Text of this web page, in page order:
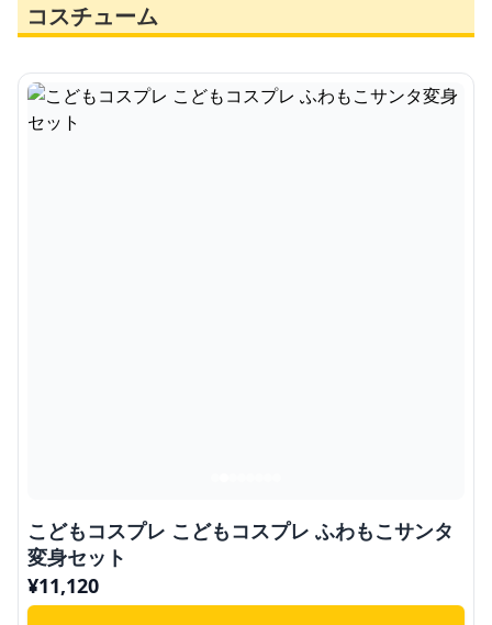
コスチューム
こどもコスプレ こどもコスプレ ふわもこサンタ
変身セット
¥11,120